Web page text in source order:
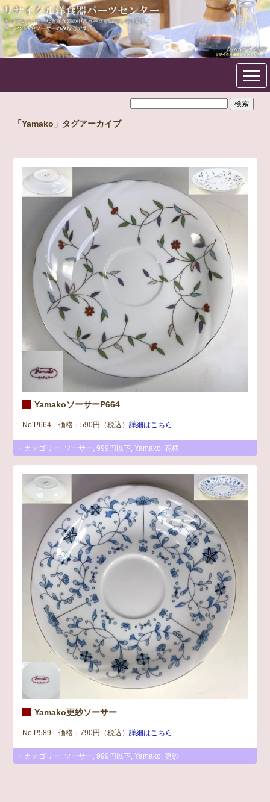
フリマート洋食器パーツセン
ター
「Yamako」タグアーカイブ
YamakoソーサーP664
No.P664 価格：590円（税込）詳細はこちら
カテゴリー: ソーサー ,999円以下 Yamako ,花柄
Yamako更紗ソーサー
No.P589 価格：790円（税込）詳細はこちら
カテゴリー: ソーサー ,999円以下 ,Yamako 更紗